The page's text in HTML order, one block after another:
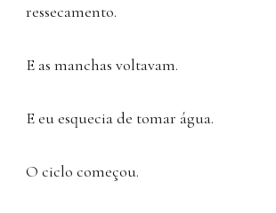
ressecamento.
E as manchas voltavam.
E eu esquecia de tomar água.
O ciclo começou.